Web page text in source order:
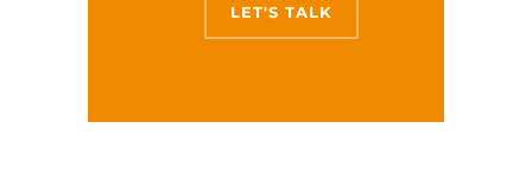
LET'S TALK